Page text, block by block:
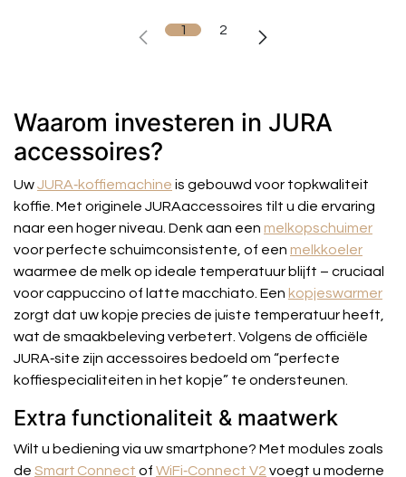
1 2
Waarom investeren in JURA
accessoires?
UwJURA‑koffiemachine is gebouwd voor topkwaliteit
koffie. Met originele JURAaccessoires tilt u die ervaring
naar een hoger niveau. Denk aan een melkopschuimer
voor perfecte schuimconsistente, of een melkkoeler
waarmee de melk op ideale temperatuur blijft – cruciaal
voor cappuccino of latte macchiato. Een kopjeswarmer
zorgt dat uw kopje precies de juiste temperatuur heeft,
wat de smaakbeleving verbetert. Volgens de officiële
JURA‑site zijn accessoires bedoeld om “perfecte
koffiespecialiteiten in het kopje” te ondersteunen.
Extra functionaliteit & maatwerk
Wilt u bediening via uw smartphone? Met modules zoals
de Smart Connect of WiFi‑Connect V2 voegt u moderne